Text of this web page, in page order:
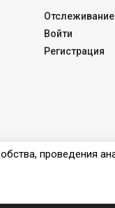
Отслеживание
Войти
Регистрация
проведения